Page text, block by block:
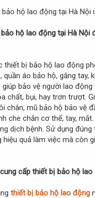
hộ lao động tại Hà Nội
thiết bị bảo hộ lao động
quần áo bảo hộ, găng tay,
giúp bảo vệ người lao
chất, bụi, hay trơn trượt.
chân, mũ bảo hộ bảo vệ
che chắn cơ thể, tay,
dịch bệnh. Sử dụng
hiệu quả làm việc mà còn
cấp thiết bị bảo hộ lao
thiết bị bảo hộ lao động